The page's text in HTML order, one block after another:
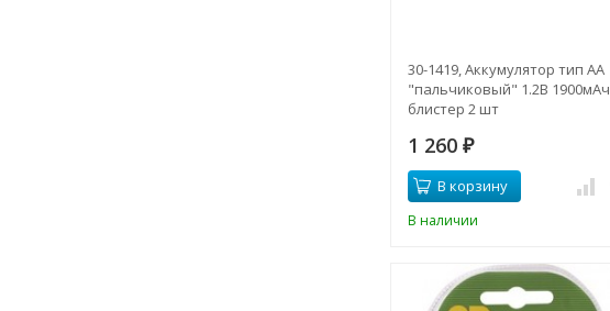
30-1419, Аккумулятор тип AA
"пальчиковый" 1.2В 1900мАч
блистер 2 шт
1 260 ₽
В корзину
В наличии